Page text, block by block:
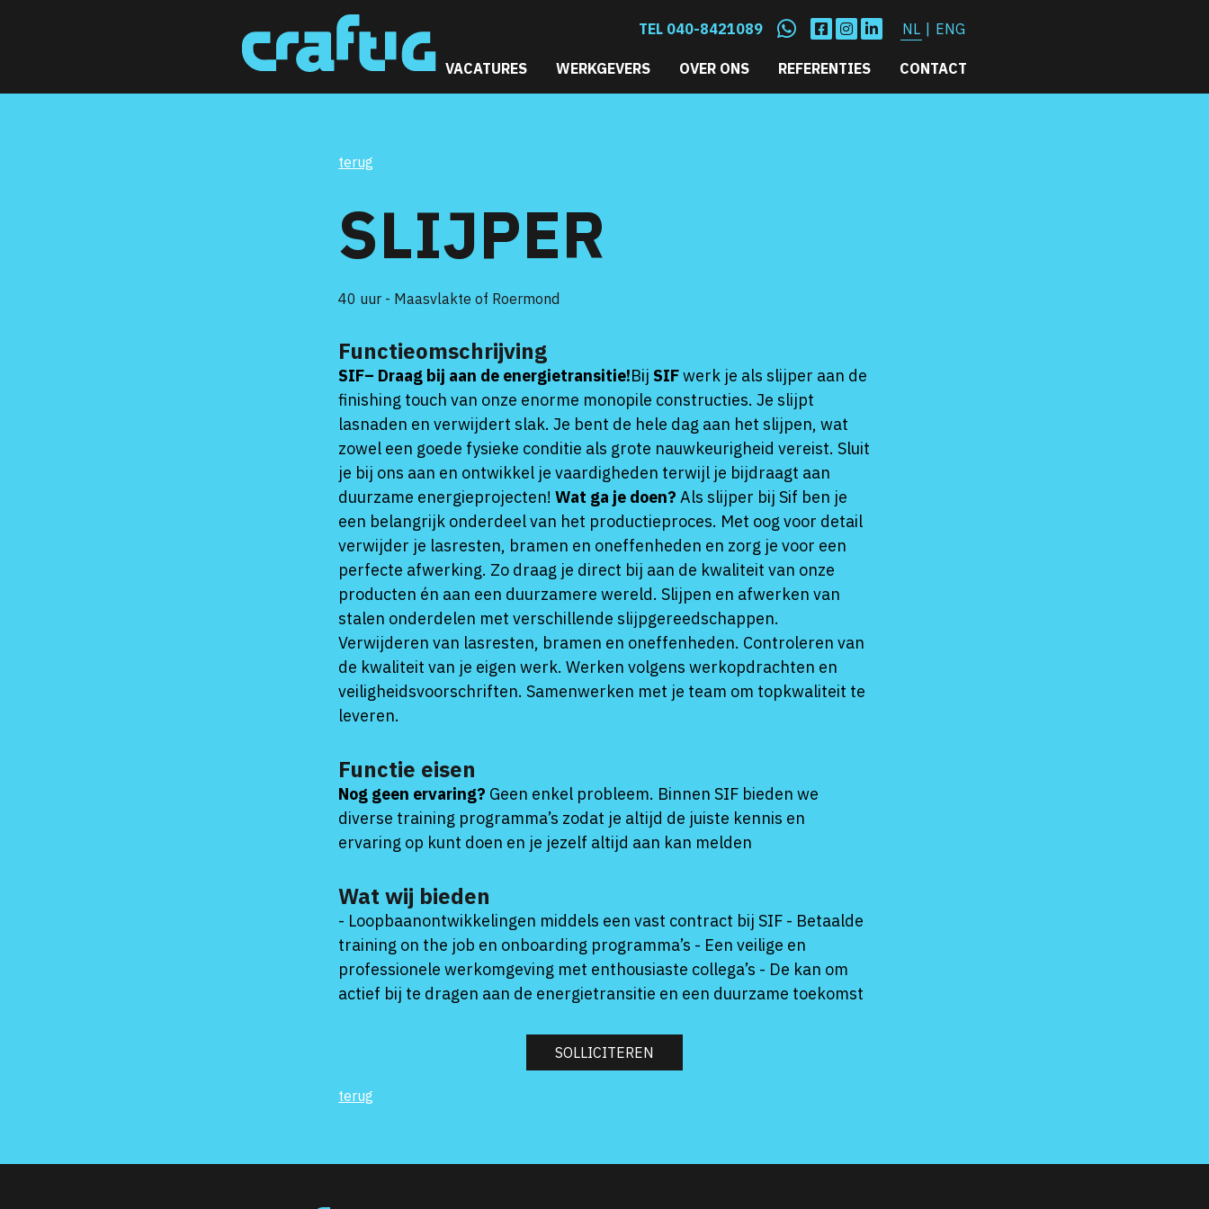
TEL 040-8421089 NL | ENG
VACATURES WERKGEVERS OVER ONS REFERENTIES CONTACT
terug
SLIJPER
40 uur - Maasvlakte of Roermond
Functieomschrijving
SIF– Draag bij aan de energietransitie!BijSIFwerk je als slijper aan de
finishing touch van onze enorme monopile constructies. Je slijpt
lasnaden en verwijdert slak. Je bent de hele dag aan het slijpen, wat
zowel een goede fysieke conditie als grote nauwkeurigheid vereist. Sluit
je bij ons aan en ontwikkel je vaardigheden terwijl je bijdraagt aan
duurzame energieprojecten!Wat ga je doen? Als slijper bij Sif ben je
een belangrijk onderdeel van het productieproces. Met oog voor detail
verwijder je lasresten, bramen en oneffenheden en zorg je voor een
perfecte afwerking. Zo draag je direct bij aan de kwaliteit van onze
producten én aan een duurzamere wereld. Slijpen en afwerken van
stalen onderdelen met verschillende slijpgereedschappen.
Verwijderen van lasresten, bramen en oneffenheden. Controleren van
de kwaliteit van je eigen werk. Werken volgens werkopdrachten en
veiligheidsvoorschriften. Samenwerken met je team om topkwaliteit te
leveren.
Functie eisen
Nog geen ervaring? Geen enkel probleem. Binnen SIF bieden we
diverse training programma’s zodat je altijd de juiste kennis en
ervaring op kunt doen en je jezelf altijd aan kan melden
Wat wij bieden
- Loopbaanontwikkelingen middels een vast contract bij SIF - Betaalde
training on the job en onboarding programma’s - Een veilige en
professionele werkomgeving met enthousiaste collega’s - De kan om
actief bij te dragen aan de energietransitie en een duurzame toekomst
SOLLICITEREN
terug